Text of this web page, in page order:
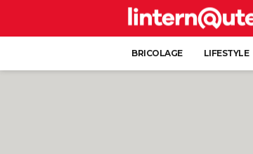
BRICOLAGE LIFESTYLE